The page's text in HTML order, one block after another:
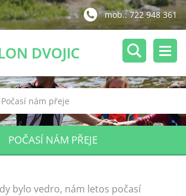
mob.: 722 948 361
DVOJIC
Počasí nám přeje
POČASÍ NÁM PŘEJE
bylo vedro, nám letos počasí